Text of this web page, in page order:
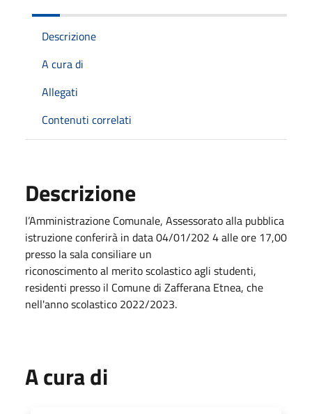
Descrizione
A cura di
Allegati
Contenuti correlati
Descrizione
l’Amministrazione Comunale, Assessorato alla pubblica
istruzione conferirà in data 04/01/202 4 alle ore 17,00
presso la sala consiliare un
riconoscimento al merito scolastico agli studenti,
residenti presso il Comune di Zafferana Etnea, che
nell'anno scolastico 2022/2023.
A cura di